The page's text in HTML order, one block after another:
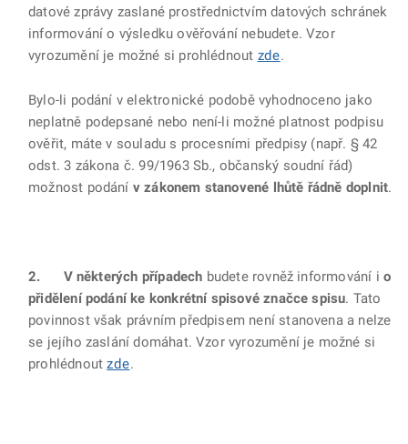
datové zprávy zaslané prostřednictvím datových schránek
informování o výsledku ověřování nebudete. Vzor
vyrozumění je možné si prohlédnout zde.
Bylo-li podání v elektronické podobě vyhodnoceno jako
neplatně podepsané nebo není-li možné platnost podpisu
ověřit, máte v souladu s procesními předpisy (např. § 42
odst. 3 zákona č. 99/1963 Sb., občanský soudní řád)
možnost podání v zákonem stanovené lhůtě řádně doplnit.
2. V některých případech budete rovněž informování i o
přidělení podání ke konkrétní spisové značce spisu. Tato
povinnost však právním předpisem není stanovena a nelze
se jejího zaslání domáhat. Vzor vyrozumění je možné si
prohlédnoutzde.